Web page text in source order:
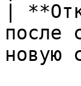
|
после
новую